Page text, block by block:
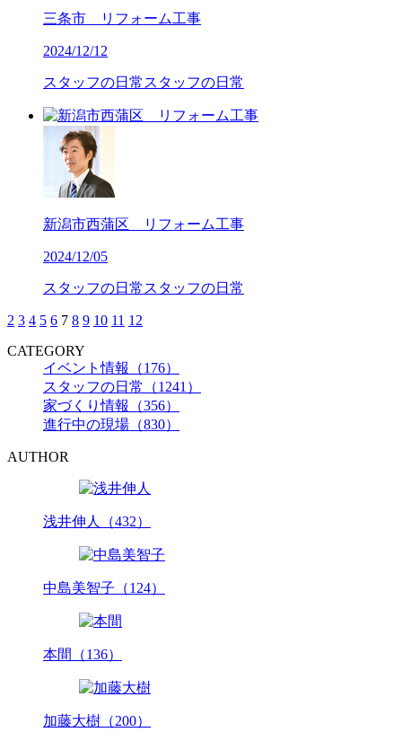
三条市 リフォーム工事
2024/12/12
スタッフの日常スタッフの日常
新潟市西蒲区 リフォーム工事
2024/12/05
スタッフの日常スタッフの日常
2 3 4 5 6 7 8 9 10 11 12
CATEGORY
イベント情報（176）
スタッフの日常（1241）
家づくり情報（356）
進行中の現場（830）
AUTHOR
浅井伸人（432）
中島美智子（124）
本間（136）
加藤大樹（200）